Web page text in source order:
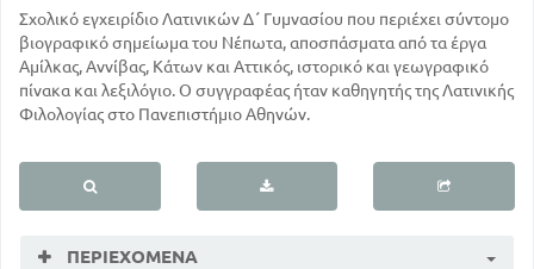
Σχολικό εγχειρίδιο Λατινικών Δ΄ Γυμνασίου που περιέχει σύντομο
βιογραφικό σημείωμα του Νέπωτα, αποσπάσματα από τα έργα
Αμίλκας, Αννίβας, Κάτων και Αττικός, ιστορικό και γεωγραφικό
πίνακα και λεξιλόγιο. Ο συγγραφέας ήταν καθηγητής της Λατινικής
Φιλολογίας στο Πανεπιστήμιο Αθηνών.
ΠΕΡΙΕΧΌΜΕΝΑ